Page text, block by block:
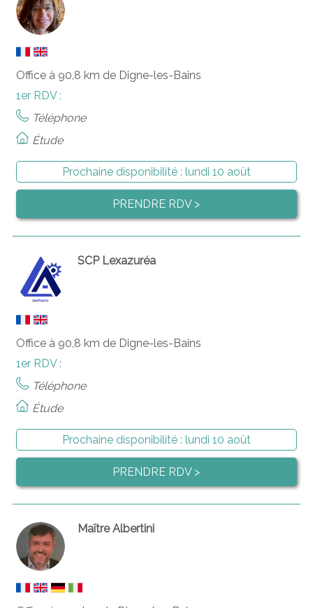
Office à 90,8 km de Digne-les-Bains
1er RDV :
Téléphone
Étude
Prochaine disponibilité : lundi 10 août
PRENDRE RDV >
SCP Lexazuréa
Office à 90,8 km de Digne-les-Bains
1er RDV :
Téléphone
Étude
Prochaine disponibilité : lundi 10 août
PRENDRE RDV >
Maître Albertini